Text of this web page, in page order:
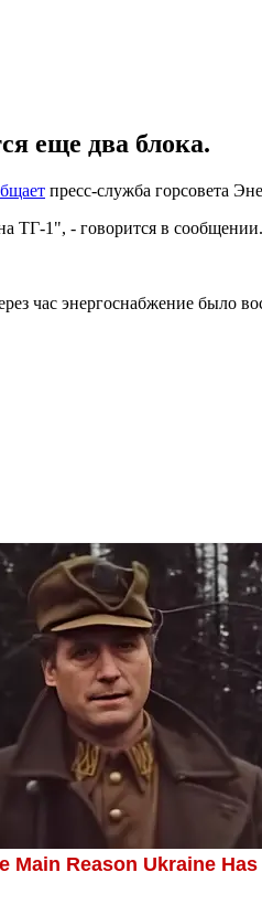
еще два блока.
пресс-служба горсовета
ТГ-1", - говорится в сообщении.
час энергоснабжение было